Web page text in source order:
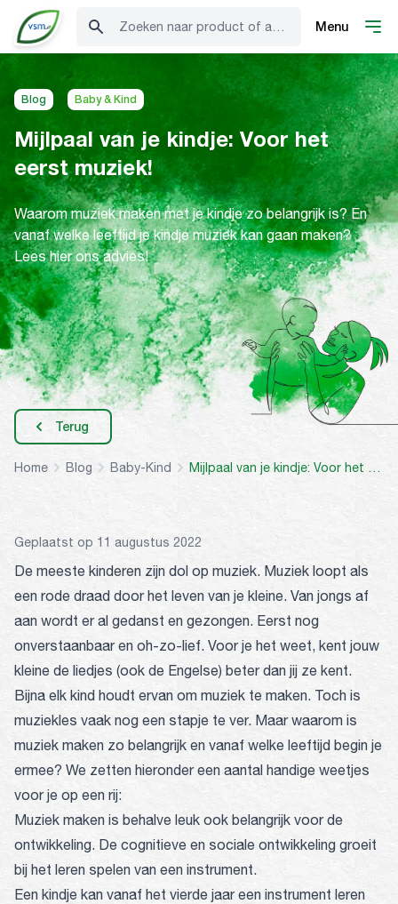
Zoeken naar product of advies Menu
Blog Baby & Kind
Mijlpaal van je kindje: Voor het
eerst muziek!
Waarom muziek maken met je kindje zo belangrijk is? En
vanaf welke leeftijd je kindje muziek kan gaan maken?
Lees hier ons advies!
Terug
Home Blog Baby-Kind Mijlpaal van je kindje: Voor het eerst muziek!
Geplaatst op 11 augustus 2022
De meeste kinderen zijn dol op muziek. Muziek loopt als
een rode draad door het leven van je kleine. Van jongs af
aan wordt er al gedanst en gezongen. Eerst nog
onverstaanbaar en oh-zo-lief. Voor je het weet, kent jouw
kleine de liedjes (ook de Engelse) beter dan jij ze kent.
Bijna elk kind houdt ervan om muziek te maken. Toch is
muziekles vaak nog een stapje te ver. Maar waarom is
muziek maken zo belangrijk en vanaf welke leeftijd begin je
ermee? We zetten hieronder een aantal handige weetjes
voor je op een rij:
Muziek maken is behalve leuk ook belangrijk voor de
ontwikkeling. De cognitieve en sociale ontwikkeling groeit
bij het leren spelen van een instrument.
Een kindje kan vanaf het vierde jaar een instrument leren